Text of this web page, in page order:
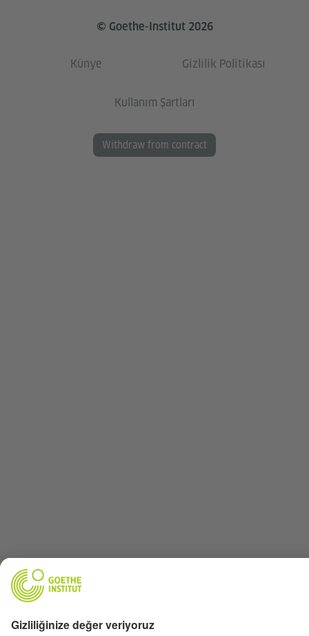
© Goethe-Institut 2026
Künye Gizlilik Politikası
Kullanım Şartları
Withdraw from contract